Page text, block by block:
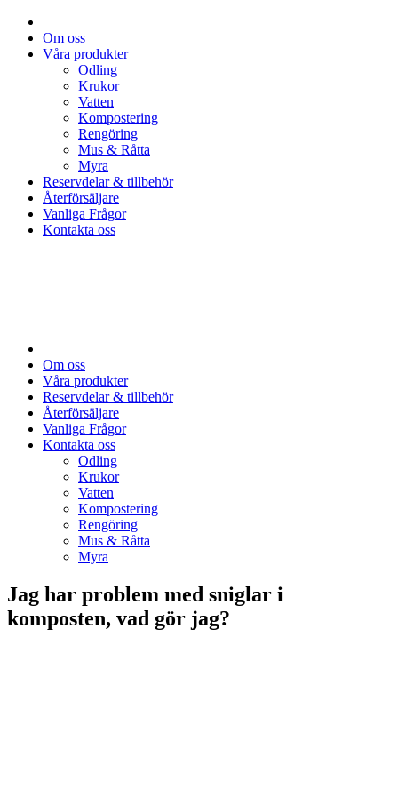
Om oss
Våra produkter
Odling
Krukor
Vatten
Kompostering
Rengöring
Mus & Råtta
Myra
Reservdelar & tillbehör
Återförsäljare
Vanliga Frågor
Kontakta oss
Om oss
Våra produkter
Reservdelar & tillbehör
Återförsäljare
Vanliga Frågor
Kontakta oss
Odling
Krukor
Vatten
Kompostering
Rengöring
Mus & Råtta
Myra
Jag har problem med sniglar i
komposten, vad gör jag?